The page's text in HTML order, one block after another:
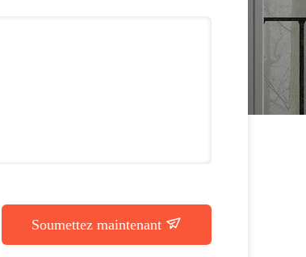
Soumettez maintenant